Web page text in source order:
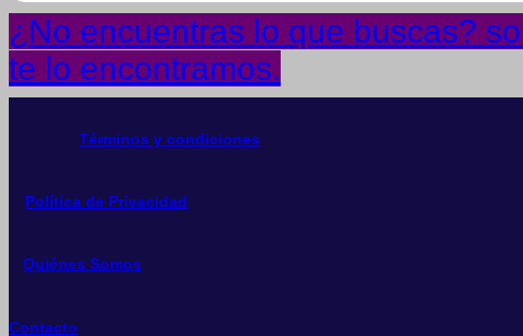
¿No encuentras lo que buscas?
te lo encontramos.
Términos y condiciones
Política de Privacidad
Quiénes Somos
Contacto